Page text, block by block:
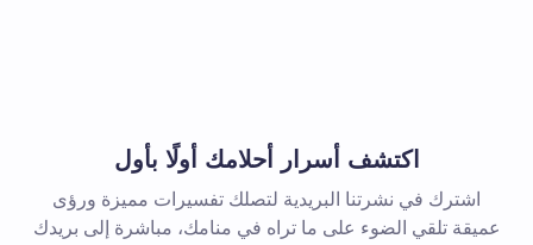
اكتشف أسرار أحلامك أولًا بأول
اشترك في نشرتنا البريدية لتصلك تفسيرات مميزة ورؤى
عميقة تلقي الضوء على ما تراه في منامك، مباشرة إلى بريدك